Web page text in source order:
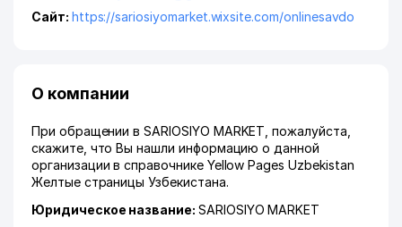
Сайт: https://sariosiyomarket.wixsite.com/onlinesavdo
О компании
При обращении в SARIOSIYO MARKET, пожалуйста,
скажите, что Вы нашли информацию о данной
организации в справочнике Yellow Pages Uzbekistan
Желтые страницы Узбекистана.
Юридическое название: SARIOSIYO MARKET